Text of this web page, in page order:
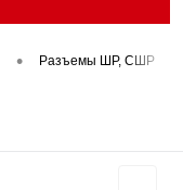
• Разъемы ШР, СШР